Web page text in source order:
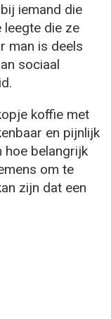
iemand die
leegte die ze
man is deels
sociaal
koffie met
en pijnlijk
hoe belangrijk
om te
zijn dat een